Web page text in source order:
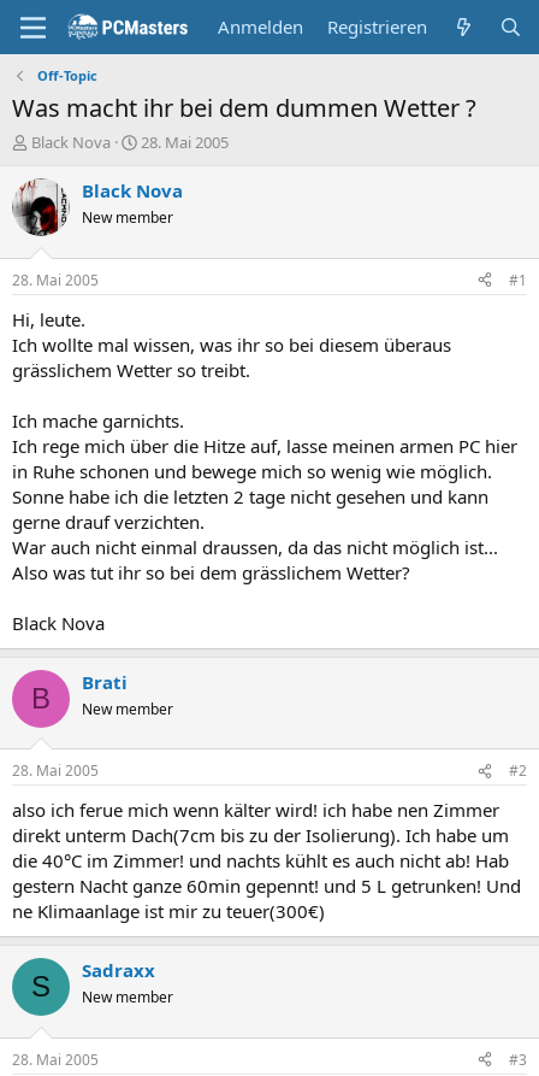
Anmelden Registrieren
Off-Topic
Was macht ihr bei dem dummen Wetter ?
E
s
t
e
e
Black Nova
E
s
e
t
m
28. Mai 2005
Black Nova
New member
28. Mai 2005 #1
Hi, leute.
Ich wollte mal wissen, was ihr so bei diesem überaus
grässlichem Wetter so treibt.
Ich mache garnichts.
Ich rege mich über die Hitze auf, lasse meinen armen PC hier
in Ruhe schonen und bewege mich so wenig wie möglich.
Sonne habe ich die letzten 2 tage nicht gesehen und kann
gerne drauf verzichten.
War auch nicht einmal draussen, da das nicht möglich ist...
Also was tut ihr so bei dem grässlichem Wetter?
Black Nova
B Brati
New member
28. Mai 2005 #2
also ich ferue mich wenn kälter wird! ich habe nen Zimmer
direkt unterm Dach(7cm bis zu der Isolierung). Ich habe um
die 40°C im Zimmer! und nachts kühlt es auch nicht ab! Hab
gestern Nacht ganze 60min gepennt! und 5 L getrunken! Und
ne Klimaanlage ist mir zu teuer(300€)
S Sadraxx
New member
28. Mai 2005 #3